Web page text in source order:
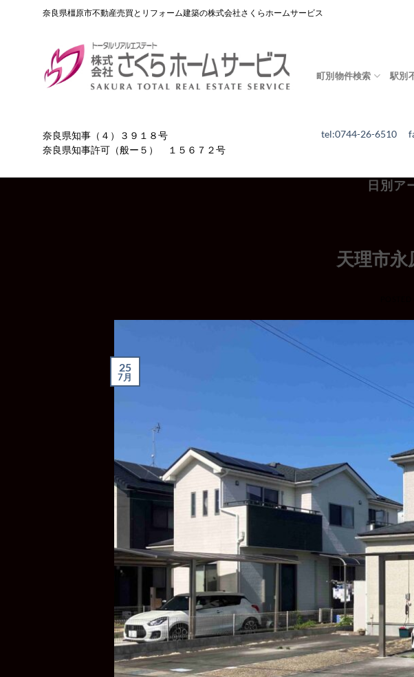
奈良県橿原市不動産売買とリフォーム建築の株式会社さくらホームサービス
町別物件検索 駅別
tel:0744-26-6510
奈良県知事（４）３９１８号
奈良県知事許可（般ー５） １５６７２号
日別ア
天理市
25
7月